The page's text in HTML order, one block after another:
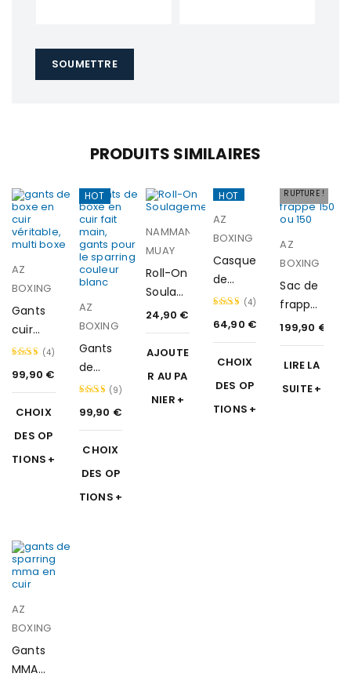
PRODUITS SIMILAIRES
AZ
BOXING
Gants
cuir
Perfor
Note
5.00
sur 5
(4)
99,90 €
CHOIX
DES OP
TIONS
HOT
AZ
BOXING
Gants
de
boxe
Note
4.89
sur 5
(9)
99,90 €
CHOIX
DES OP
TIONS
NAMMAN
MUAY
Roll-On
Soulag
ement
24,90 €
AJOUTE
R AU PA
NIER
HOT
AZ
BOXING
Casque
de
boxe
Note
5.00
sur 5
(4)
64,90 €
CHOIX
DES OP
TIONS
RUPTURE !
AZ
BOXING
Sac de
frappe
180
199,90 €
LIRE LA
SUITE
AZ
BOXING
Gants
MMA